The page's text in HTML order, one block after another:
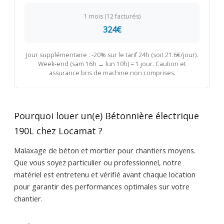
1 mois (12 facturés)
324€
Jour supplémentaire : -20% sur le tarif 24h (soit 21.6€/jour).
Week-end (sam 16h → lun 10h) = 1 jour. Caution et
assurance bris de machine non comprises.
Pourquoi louer un(e) Bétonnière électrique
190L chez Locamat ?
Malaxage de béton et mortier pour chantiers moyens.
Que vous soyez particulier ou professionnel, notre
matériel est entretenu et vérifié avant chaque location
pour garantir des performances optimales sur votre
chantier.